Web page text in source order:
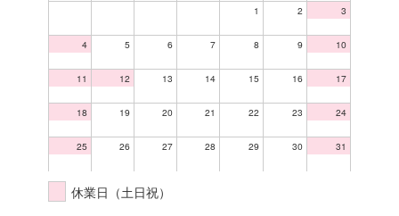
1 2 3
4 5 6 7 8 9 10
11 12 13 14 15 16 17
18 19 20 21 22 23 24
25 26 27 28 29 30 31
休業日（土日祝）